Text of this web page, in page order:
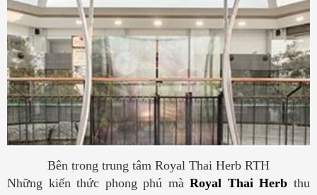
Bên trong trung tâm Royal Thai Herb RTH
Những kiến thức phong phú màRoyal Thai Herb thu